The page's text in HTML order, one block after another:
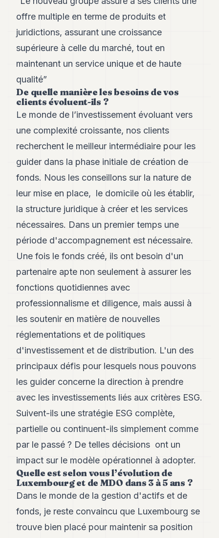
offre multiple en terme de produits et
juridictions, assurant une croissance
supérieure à celle du marché, tout en
maintenant un service unique et de haute
qualité”
De quelle manière les besoins de vos
clients évoluent-ils ?
Le monde de l’investissement évoluant vers
une complexité croissante, nos clients
recherchent le meilleur intermédiaire pour les
guider dans la phase initiale de création de
fonds. Nous les conseillons sur la nature de
leur mise en place, le domicile où les établir,
la structure juridique à créer et les services
nécessaires. Dans un premier temps une
période d'accompagnement est nécessaire.
Une fois le fonds créé, ils ont besoin d'un
partenaire apte non seulement à assurer les
fonctions quotidiennes avec
professionnalisme et diligence, mais aussi à
les soutenir en matière de nouvelles
réglementations et de politiques
d'investissement et de distribution. L'un des
principaux défis pour lesquels nous pouvons
les guider concerne la direction à prendre
avec les investissements liés aux critères ESG.
Suivent-ils une stratégie ESG complète,
partielle ou continuent-ils simplement comme
par le passé ? De telles décisions ont un
impact sur le modèle opérationnel à adopter.
Quelle est selon vous l’évolution de
Luxembourg et de MDO dans 3 à 5 ans ?
Dans le monde de la gestion d'actifs et de
fonds, je reste convaincu que Luxembourg se
trouve bien placé pour maintenir sa position